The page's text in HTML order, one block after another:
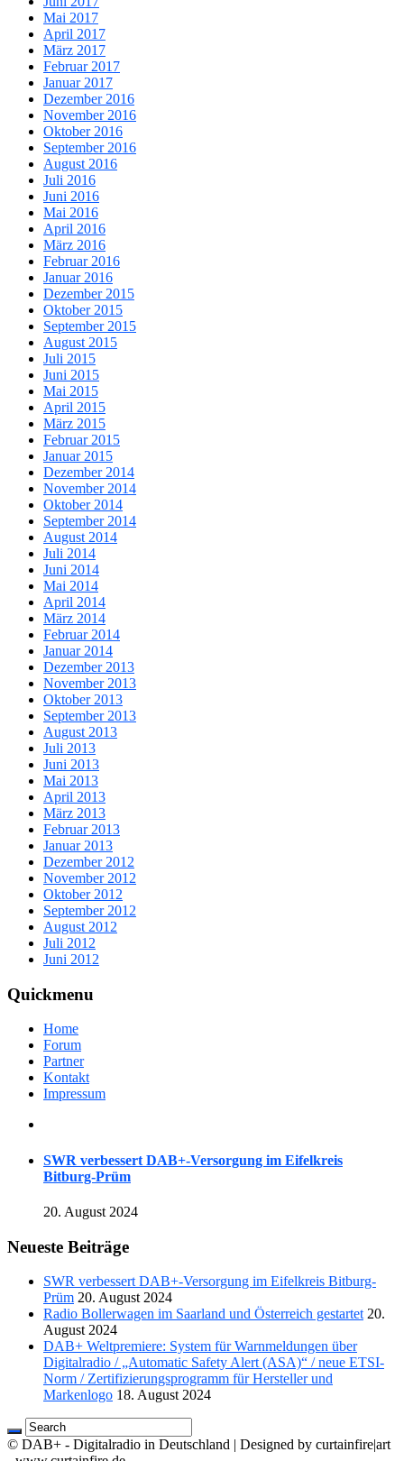
Mai 2017
April 2017
März 2017
Februar 2017
Januar 2017
Dezember 2016
November 2016
Oktober 2016
September 2016
August 2016
Juli 2016
Juni 2016
Mai 2016
April 2016
März 2016
Februar 2016
Januar 2016
Dezember 2015
Oktober 2015
September 2015
August 2015
Juli 2015
Juni 2015
Mai 2015
April 2015
März 2015
Februar 2015
Januar 2015
Dezember 2014
November 2014
Oktober 2014
September 2014
August 2014
Juli 2014
Juni 2014
Mai 2014
April 2014
März 2014
Februar 2014
Januar 2014
Dezember 2013
November 2013
Oktober 2013
September 2013
August 2013
Juli 2013
Juni 2013
Mai 2013
April 2013
März 2013
Februar 2013
Januar 2013
Dezember 2012
November 2012
Oktober 2012
September 2012
August 2012
Juli 2012
Juni 2012
Quickmenu
Home
Forum
Partner
Kontakt
Impressum
SWR verbessert DAB+-Versorgung im Eifelkreis
Bitburg-Prüm
20. August 2024
Neueste Beiträge
SWR verbessert DAB+-Versorgung im Eifelkreis Bitburg-
Prüm 20. August 2024
Radio Bollerwagen im Saarland und Österreich gestartet 20.
August 2024
DAB+ Weltpremiere: System für Warnmeldungen über
Digitalradio / „Automatic Safety Alert (ASA)“ / neue ETSI-
Norm / Zertifizierungsprogramm für Hersteller und
Markenlogo 18. August 2024
© DAB+ - Digitalradio in Deutschland | Designed by curtainfire|art